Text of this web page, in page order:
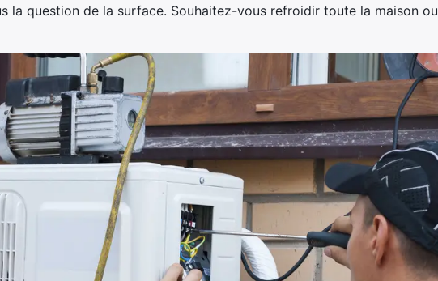
la question de la surface. Souhaitez-vous refroidir toute la maison ou